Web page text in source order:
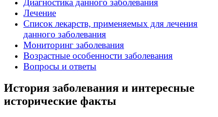
Диагностика данного заболевания
Лечение
Список лекарств, применяемых для лечения
данного заболевания
Мониторинг заболевания
Возрастные особенности заболевания
Вопросы и ответы
История заболевания и интересные
исторические факты